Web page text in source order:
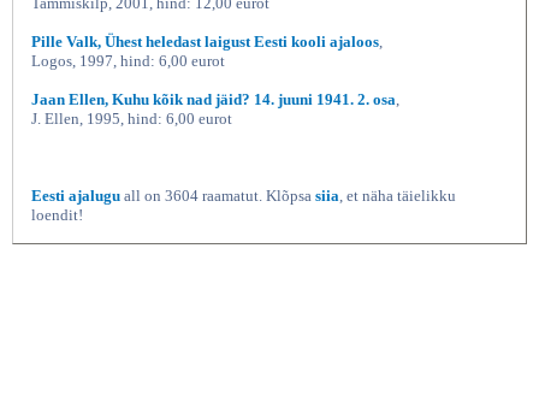
Pille Valk, Ühest heledast laigust Eesti kooli ajaloos,
Logos, 1997, hind: 6,00 eurot
Jaan Ellen, Kuhu kõik nad jäid? 14. juuni 1941. 2. osa,
J. Ellen, 1995, hind: 6,00 eurot
Eesti ajalugu all on 3604 raamatut. Klõpsa siia, et näha täielikku
loendit!